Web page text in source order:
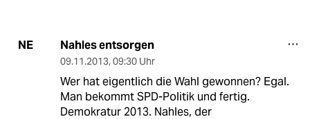
NE Nahles entsorgen
09.11.2013, 09:30 Uhr
Wer hat eigentlich die Wahl gewonnen? Egal.
Man bekommt SPD-Politik und fertig.
Demokratur 2013. Nahles, der